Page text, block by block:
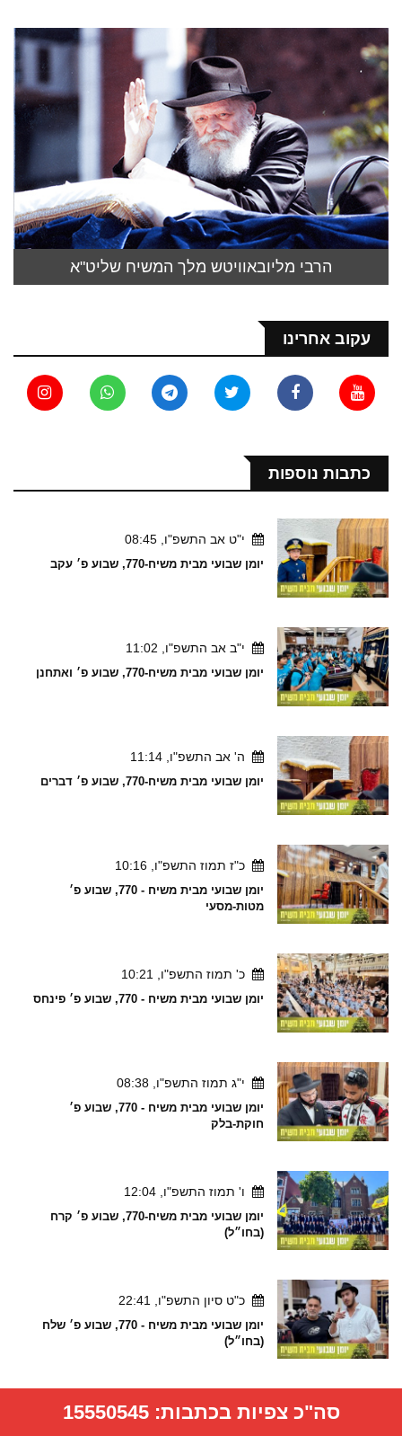
הרבי מליובאוויטש מלך המשיח שליט"א
עקוב אחרינו
כתבות נוספות
י"ט אב התשפ"ו, 08:45
יומן שבועי מבית משיח-770, שבוע פ׳ עקב
י"ב אב התשפ"ו, 11:02
יומן שבועי מבית משיח-770, שבוע פ׳ ואתחנן
ה' אב התשפ"ו, 11:14
יומן שבועי מבית משיח-770, שבוע פ׳ דברים
כ"ז תמוז התשפ"ו, 10:16
יומן שבועי מבית משיח - 770, שבוע פ׳
מטות-מסעי
כ' תמוז התשפ"ו, 10:21
יומן שבועי מבית משיח - 770, שבוע פ׳ פינחס
י"ג תמוז התשפ"ו, 08:38
יומן שבועי מבית משיח - 770, שבוע פ׳
חוקת-בלק
ו' תמוז התשפ"ו, 12:04
יומן שבועי מבית משיח-770, שבוע פ׳ קרח
(בחו״ל)
כ"ט סיון התשפ"ו, 22:41
יומן שבועי מבית משיח - 770, שבוע פ׳ שלח
(בחו״ל)
סה"כ צפיות בכתבות:15550545